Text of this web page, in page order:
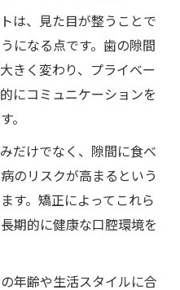
は、見た目が整うことで
になる点です。歯の隙間
きく変わり、プライベー
にコミュニケーションを
。
だけでなく、隙間に食べ
のリスクが高まるという
す。矯正によってこれら
期的に健康な口腔環境を
年齢や生活スタイルに合